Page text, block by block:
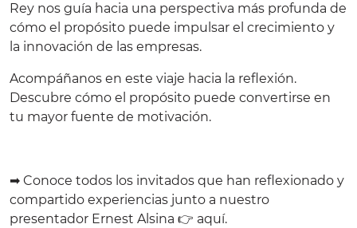
Rey nos guía hacia una perspectiva más profunda de
cómo el propósito puede impulsar el crecimiento y
la innovación de las empresas.
Acompáñanos en este viaje hacia la reflexión.
Descubre cómo el propósito puede convertirse en
tu mayor fuente de motivación.
➡ Conoce todos los invitados que han reflexionado y
compartido experiencias junto a nuestro
presentador Ernest Alsina 👉 aquí.